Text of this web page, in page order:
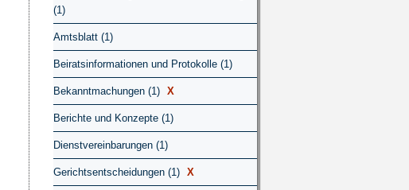
(1)
Amtsblatt (1)
Beiratsinformationen und Protokolle (1)
Bekanntmachungen (1) X
Berichte und Konzepte (1)
Dienstvereinbarungen (1)
Gerichtsentscheidungen (1) X